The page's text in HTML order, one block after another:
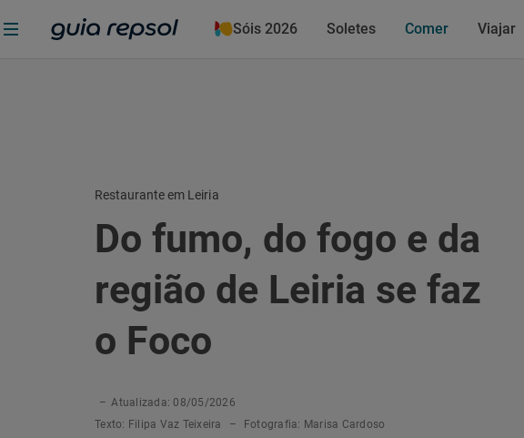
Sóis 2026 Soletes Comer Viajar
Restaurante em Leiria
Do fumo, do fogo e da
região de Leiria se faz
o Foco
– Atualizada: 08/05/2026
Texto: Filipa Vaz Teixeira – Fotografia: Marisa Cardoso